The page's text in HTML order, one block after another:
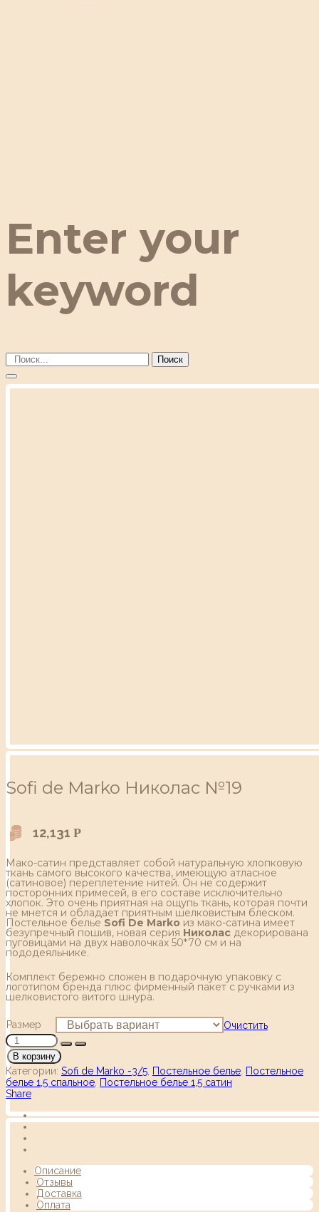
Enter your
keyword
Поиск
Sofi de Marko Николас №19
12,131 Р
Мако-сатин представляет собой натуральную хлопковую
ткань самого высокого качества, имеющую атласное
(сатиновое) переплетение нитей. Он не содержит
посторонних примесей, в его составе исключительно
хлопок. Это очень приятная на ощупь ткань, которая почти
не мнется и обладает приятным шелковистым блеском.
Постельное белье Sofi De Marko из мако-сатина имеет
безупречный пошив, новая серия Николас декорирована
пуговицами на двух наволочках 50*70 см и на
пододеяльнике.
Комплект бережно сложен в подарочную упаковку с
логотипом бренда плюс фирменный пакет с ручками из
шелковистого витого шнура.
Размер Очистить
В корзину
Категории: Sofi de Marko -3/5 Постельное белье Постельное
белье 1,5 спальное Постельное белье 1,5 сатин
Share
Описание
Отзывы
Доставка
Оплата